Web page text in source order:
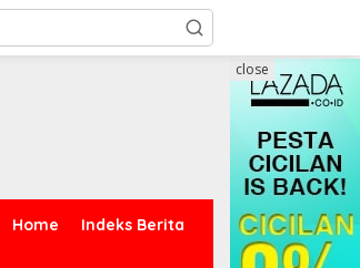
Home Indeks Berita
close